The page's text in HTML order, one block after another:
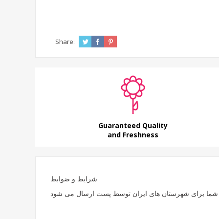
Share:
Guaranteed Quality
and Freshness
شرایط و ضوابط